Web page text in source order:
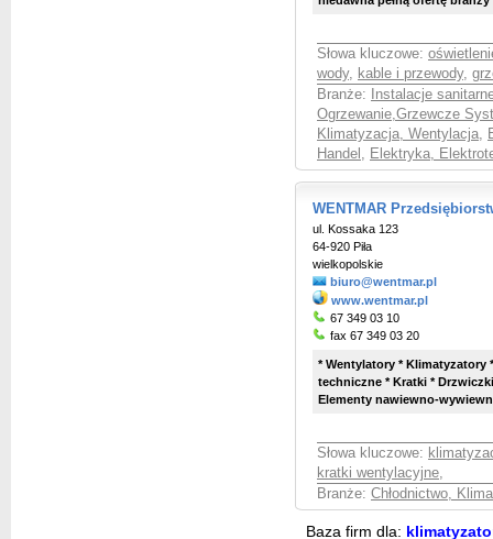
Słowa kluczowe:
wody, kable i przewody,
Branże:
Instalacje
Ogrzewanie,Grzewcze
Klimatyzacja, Wentylacja,
Handel , Elektryka,
WENTMAR
ul. Kossaka 123
64-920 Piła
wielkopolskie
biuro@wentmar.pl
www.wentmar.pl
67 349 03 10
fax 67 349 03 20
* Wentylatory * Klimatyzatory
techniczne * Kratki *
Elementy nawiewno-
Słowa kluczowe:
kratki wentylacyjne,
Branże: Chłodnictwo,
Baza firm dla: